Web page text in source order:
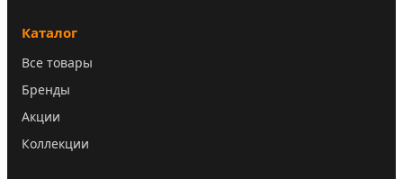
Каталог
Все товары
Бренды
Акции
Коллекции